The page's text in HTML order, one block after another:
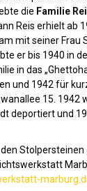
die Familie
Reis erhielt ab
mit seiner Frau
er bis 1940 in
in das
und 1942 für
15. 1942
deportiert und
Stolpersteinen